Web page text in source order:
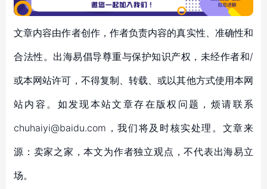
文章内容由作者创作，作者负责内容的真实性、准确性和
合法性。出海易倡导尊重与保护知识产权，未经作者和/
或本网站许可，不得复制、转载、或以其他方式使用本网
站内容。如发现本站文章存在版权问题，烦请联系
chuhaiyi@baidu.com，我们将及时核实处理。文章来
源：卖家之家，本文为作者独立观点，不代表出海易立
场。